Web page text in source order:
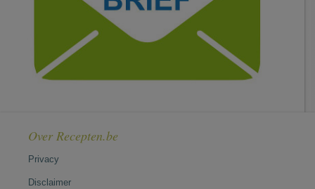
Over Recepten.be
Privacy
Disclaimer